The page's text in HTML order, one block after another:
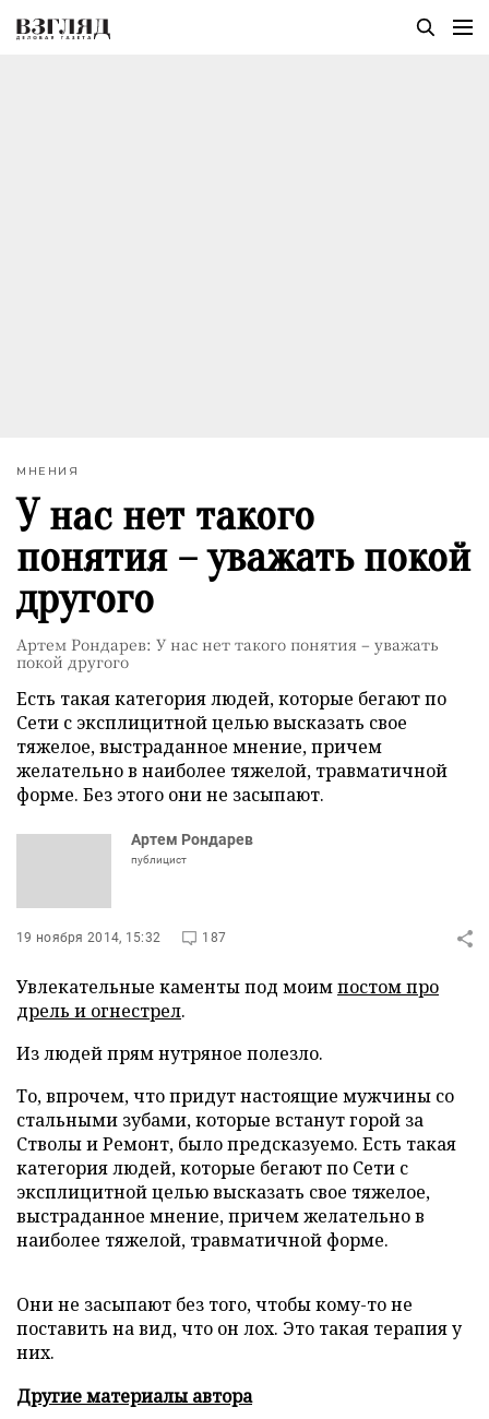
МНЕНИЯ
У нас нет такого
понятия – уважать покой
другого
Артем Рондарев: У нас нет такого понятия – уважать
покой другого
Есть такая категория людей, которые бегают по
Сети с эксплицитной целью высказать свое
тяжелое, выстраданное мнение, причем
желательно в наиболее тяжелой, травматичной
форме. Без этого они не засыпают.
Артем Рондарев
публицист
19 ноября 2014, 15:32 187
Увлекательные каменты под моимпостом про
дрель и огнестрел.
Из людей прям нутряное полезло.
То, впрочем, что придут настоящие мужчины со
стальными зубами, которые встанут горой за
Стволы и Ремонт, было предсказуемо. Есть такая
категория людей, которые бегают по Сети с
эксплицитной целью высказать свое тяжелое,
выстраданное мнение, причем желательно в
наиболее тяжелой, травматичной форме.
Они не засыпают без того, чтобы кому-то не
поставить на вид, что он лох. Это такая терапия у
них.
Другие материалы автора